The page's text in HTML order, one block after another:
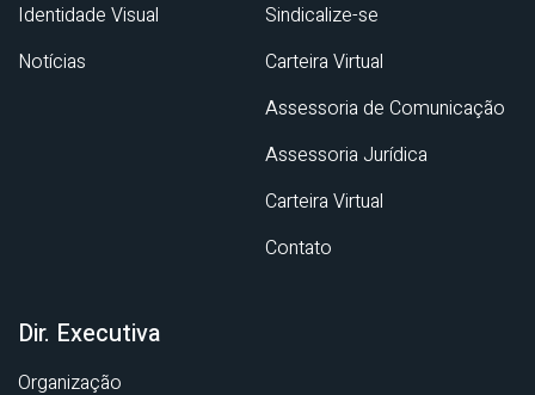
Identidade Visual
Notícias
Sindicalize-se
Carteira Virtual
Assessoria de Comunicação
Assessoria Jurídica
Carteira Virtual
Contato
Dir. Executiva
Organização